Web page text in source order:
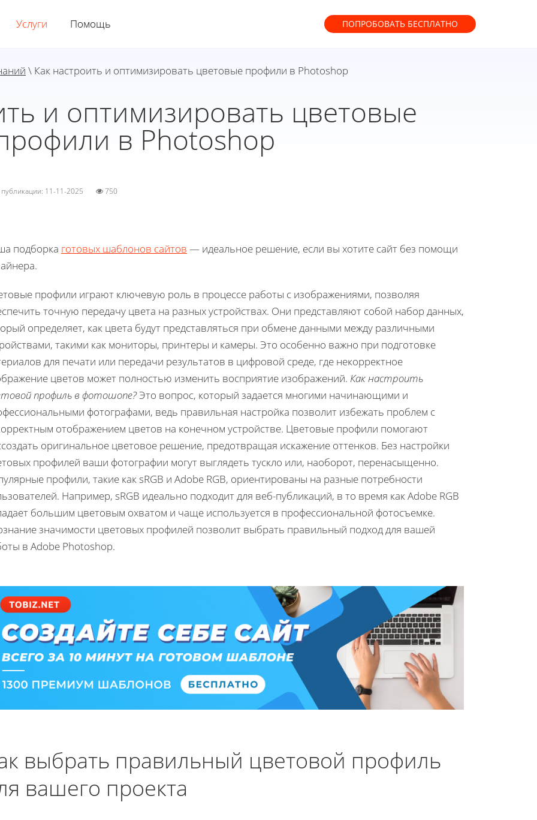
Услуги Помощь ПОПРОБОВАТЬ БЕСПЛАТНО
\ Как настроить и оптимизировать цветовые профили в Photoshop
и оптимизировать цветовые
в Photoshop
публикации: 11-11-2025 750
подборка готовых шаблонов сайтов — идеальное решение, если вы хотите сайт без помощи
профили играют ключевую роль в процессе работы с изображениями, позволяя
точную передачу цвета на разных устройствах. Они представляют собой набор данных,
определяет, как цвета будут представляться при обмене данными между различными
такими как мониторы, принтеры и камеры. Это особенно важно при подготовке
для печати или передачи результатов в цифровой среде, где некорректное
цветов может полностью изменить восприятие изображений. Как настроить
профиль в фотошопе?Это вопрос, который задается многими начинающими и
фотографами, ведь правильная настройка позволит избежать проблем с
отображением цветов на конечном устройстве. Цветовые профили помогают
оригинальное цветовое решение, предотвращая искажение оттенков. Без настройки
профилей ваши фотографии могут выглядеть тускло или, наоборот, перенасыщенно.
профили, такие как sRGB и Adobe RGB, ориентированы на разные потребности
Например, sRGB идеально подходит для веб-публикаций, в то время как Adobe RGB
большим цветовым охватом и чаще используется в профессиональной фотосъемке.
значимости цветовых профилей позволит выбрать правильный подход для вашей
в Adobe Photoshop.
выбрать правильный цветовой профиль
вашего проекта